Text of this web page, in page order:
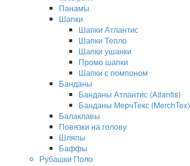
Панамы
Шапки
Шапки Атлантис
Шапки Тепло
Шапки ушанки
Промо шапки
Шапки с помпоном
Банданы
Банданы Атлантис (Atlantis)
Банданы МерчТекс (MerchTex)
Балаклавы
Повязки на голову
Шляпы
Баффы
Рубашки Поло